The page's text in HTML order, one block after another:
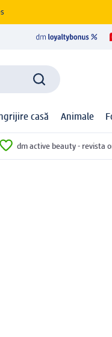
casă Animale
dm active beauty - revista